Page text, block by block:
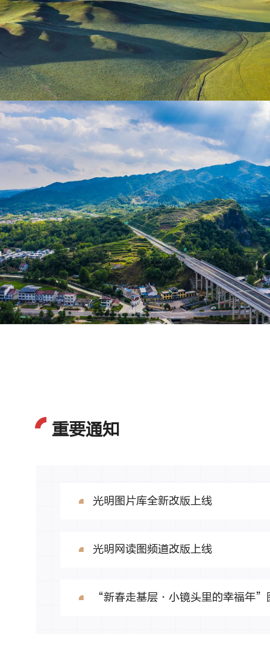
云雾草原 晨景如画
重要通知
光明图片库全新改版上线
光明网读图频道改版上线
“新春走基层·小镜头里的幸福年”